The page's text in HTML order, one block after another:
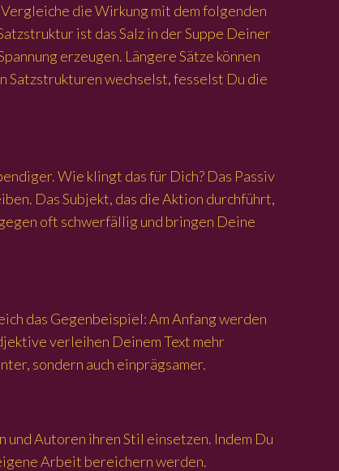
die Wirkung mit dem folgenden
ist das Salz in der Suppe Deiner
erzeugen. Längere Sätze können
Satzstrukturen wechselst, fesselst Du die
Wie klingt das für Dich? Das Passiv
Das Subjekt, das die Aktion durchführt,
oft schwerfällig und bringen Deine
das Gegenbeispiel: Am Anfang werden
verleihen Deinem Text mehr
sondern auch einprägsamer.
Autoren ihren Stil einsetzen. Indem Du
Arbeit bereichern werden.